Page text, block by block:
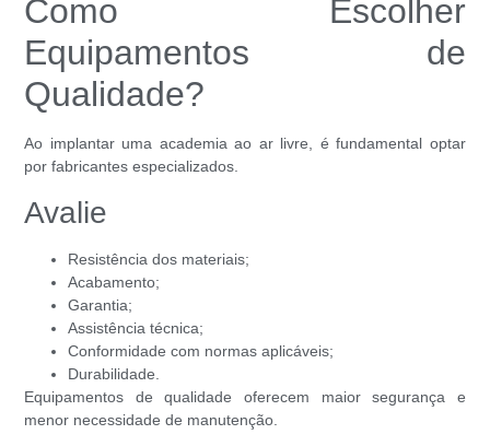
Como Escolher
Equipamentos de
Qualidade?
Ao implantar uma academia ao ar livre, é fundamental optar
por fabricantes especializados.
Avalie
Resistência dos materiais;
Acabamento;
Garantia;
Assistência técnica;
Conformidade com normas aplicáveis;
Durabilidade.
Equipamentos de qualidade oferecem maior segurança e
menor necessidade de manutenção.